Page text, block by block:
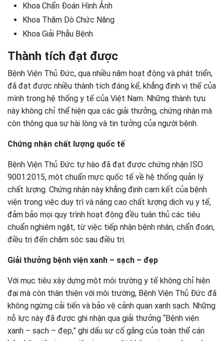
Khoa Chẩn Đoán Hình Ảnh
Khoa Thăm Dò Chức Năng
Khoa Giải Phẫu Bệnh
Thành tích đạt được
Bệnh Viện Thủ Đức, qua nhiều năm hoạt động và phát triển,
đã đạt được nhiều thành tích đáng kể, khẳng định vị thế của
mình trong hệ thống y tế của Việt Nam. Những thành tựu
này không chỉ thể hiện qua các giải thưởng, chứng nhận mà
còn thông qua sự hài lòng và tin tưởng của người bệnh.
Chứng nhận chất lượng quốc tế
Bệnh Viện Thủ Đức tự hào đã đạt được chứng nhận ISO
9001:2015, một chuẩn mực quốc tế về hệ thống quản lý
chất lượng. Chứng nhận này khẳng định cam kết của bệnh
viện trong việc duy trì và nâng cao chất lượng dịch vụ y tế,
đảm bảo mọi quy trình hoạt động đều tuân thủ các tiêu
chuẩn nghiêm ngặt, từ việc tiếp nhận bệnh nhân, chẩn đoán,
điều trị đến chăm sóc sau điều trị.
Giải thưởng bệnh viện xanh – sạch – đẹp
Với mục tiêu xây dựng một môi trường y tế không chỉ hiện
đại mà còn thân thiện với môi trường, Bệnh Viện Thủ Đức đã
không ngừng cải tiến và bảo vệ cảnh quan xanh sạch. Những
nỗ lực này đã được ghi nhận qua giải thưởng “Bệnh viện
xanh – sạch – đẹp,” ghi dấu sự cố gắng của toàn thể cán